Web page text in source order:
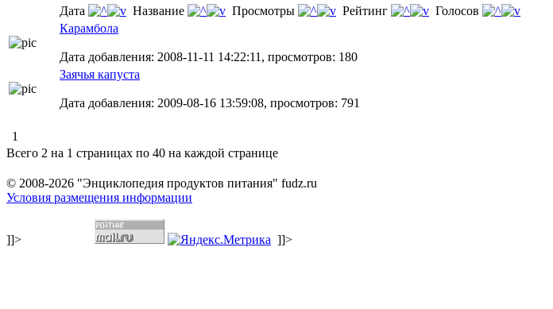
Дата Название Просмотры Рейтинг
Голосов
Карамбола
Дата добавления: 2008-11-11 14:22:11, просмотров: 180
Заячья капуста
Дата добавления: 2009-08-16 13:59:08, просмотров: 791
1
Всего 2 на 1 страницах по 40 на каждой странице
© 2008-2026 "Энциклопедия продуктов питания" fudz.ru
Условия размещения информации
]]> ]]>